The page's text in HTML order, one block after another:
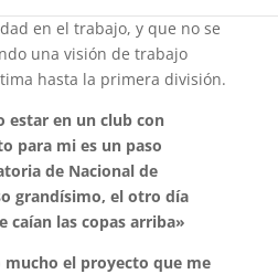
en el trabajo, y que no se
una visión de trabajo
hasta la primera división.
estar en un club con
para mi es un paso
de Nacional de
grandísimo, el otro día
caían las copas arriba»
el proyecto que me